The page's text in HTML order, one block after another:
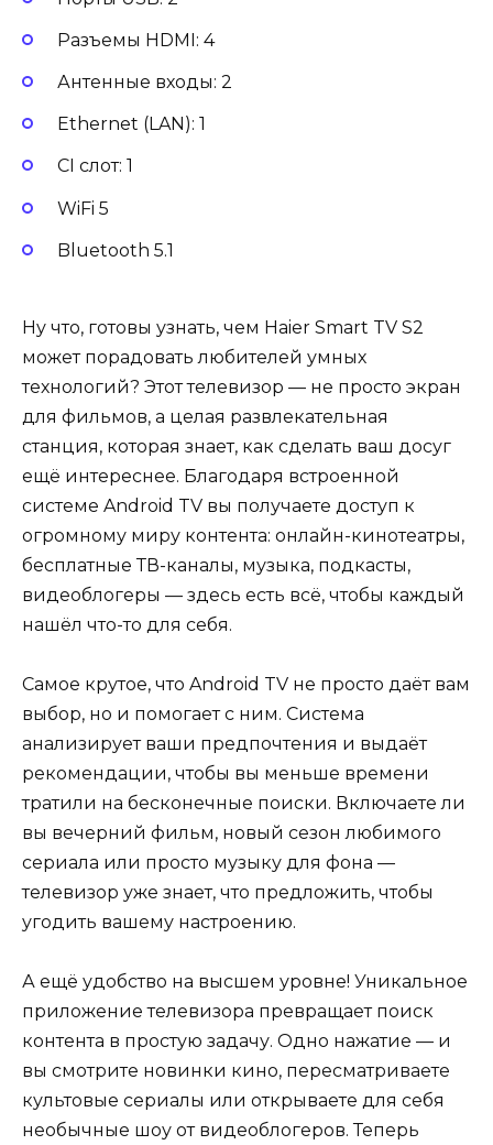
Разъемы HDMI: 4
Антенные входы: 2
Ethernet (LAN): 1
CI слот: 1
WiFi 5
Bluetooth 5.1
Ну что, готовы узнать, чем Haier Smart TV S2
может порадовать любителей умных
технологий? Этот телевизор — не просто экран
для фильмов, а целая развлекательная
станция, которая знает, как сделать ваш досуг
ещё интереснее. Благодаря встроенной
системе Android TV вы получаете доступ к
огромному миру контента: онлайн-кинотеатры,
бесплатные ТВ-каналы, музыка, подкасты,
видеоблогеры — здесь есть всё, чтобы каждый
нашёл что-то для себя.
Самое крутое, что Android TV не просто даёт вам
выбор, но и помогает с ним. Система
анализирует ваши предпочтения и выдаёт
рекомендации, чтобы вы меньше времени
тратили на бесконечные поиски. Включаете ли
вы вечерний фильм, новый сезон любимого
сериала или просто музыку для фона —
телевизор уже знает, что предложить, чтобы
угодить вашему настроению.
А ещё удобство на высшем уровне! Уникальное
приложение телевизора превращает поиск
контента в простую задачу. Одно нажатие — и
вы смотрите новинки кино, пересматриваете
культовые сериалы или открываете для себя
необычные шоу от видеоблогеров. Теперь